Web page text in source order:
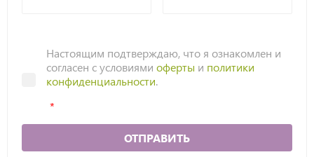
Настоящим подтверждаю, что я ознакомлен и
согласен с условиями оферты и политики
конфиденциальности.
ОТПРАВИТЬ